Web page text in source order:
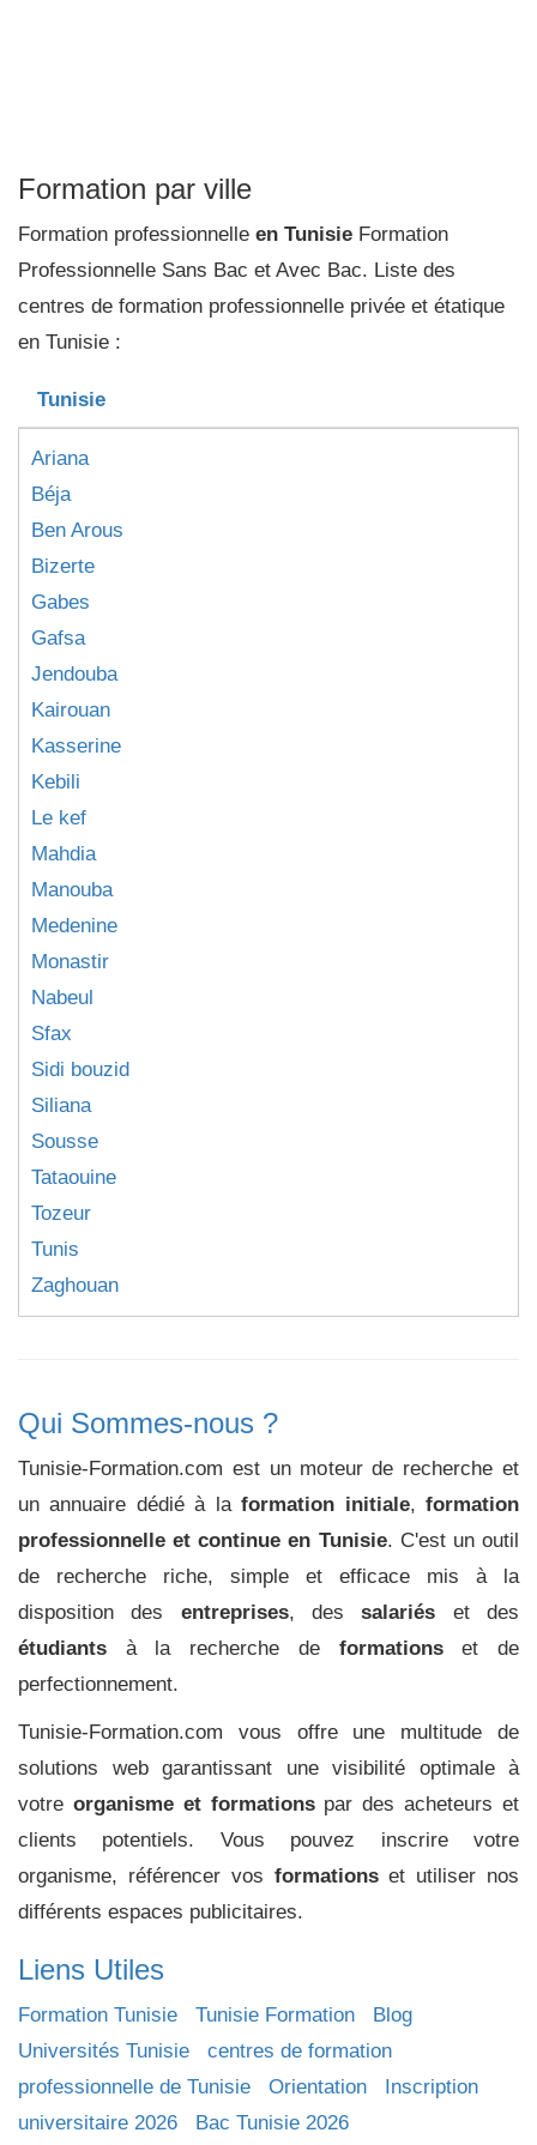
Formation par ville
Formation professionnelle en Tunisie Formation
Professionnelle Sans Bac et Avec Bac. Liste des
centres de formation professionnelle privée et étatique
en Tunisie :
Tunisie
Ariana
Béja
Ben Arous
Bizerte
Gabes
Gafsa
Jendouba
Kairouan
Kasserine
Kebili
Le kef
Mahdia
Manouba
Medenine
Monastir
Nabeul
Sfax
Sidi bouzid
Siliana
Sousse
Tataouine
Tozeur
Tunis
Zaghouan
Qui Sommes-nous ?
Tunisie-Formation.com est un moteur de recherche et
un annuaire dédié à laformation initiale,formation
professionnelle et continue en Tunisie. C'est un outil
de recherche riche, simple et efficace mis à la
disposition des entreprises, dessalariés et des
étudiants à la recherche de formationset de
perfectionnement.
Tunisie-Formation.com vous offre une multitude de
solutions web garantissant une visibilité optimale à
votre organisme et formationspar des acheteurs et
clients potentiels. Vous pouvez inscrire votre
organisme, référencer vos formationset utiliser nos
différents espaces publicitaires.
Liens Utiles
Formation Tunisie Tunisie Formation
Blog
Universités Tunisie
centres de formation
professionnelle de Tunisie
Orientation
Inscription
universitaire 2026
Bac Tunisie 2026